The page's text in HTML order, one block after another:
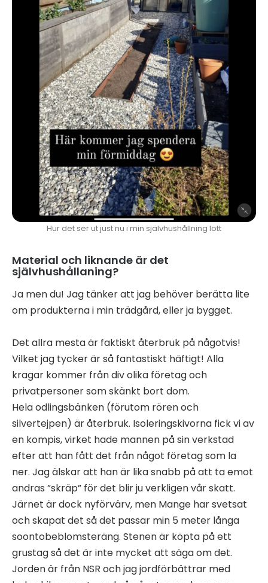
Hur det ser ut just nu i min självhushållning lott
Material och liknande är det
självhushållaning?
Ja men du! Jag tänker att jag behöver berätta lite
om produkterna i min trädgård, eller ja bygget.
Det allra mesta är faktiskt återbruk på någotvis!
Vilket jag tycker är så fantastiskt häftigt! Alla
kragar kommer från div olika företag och
privatpersoner som skänkt bort dom.
Hela odlingsbänken (förutom rören och
silvertejpen) är återbruk. Isoleringskivorna fick vi av
en kompis, virket hade mannen på sin verkstad
efter att han fått det från något företag som la
ner. Jag älskar att han är lika snabb på att ta emot
andras ”skräp” för det blir ju verkligen vår skatt.
Järnet är dock nyförvärv, men Mange har svetsat
och skapat det så det passar min 5 meter långa
soontobeblomsteräng. Stenen är köpta på ett
grustag så det är inte mycket att säga om det.
Jorden är från NSR och jag jordförbättrar med